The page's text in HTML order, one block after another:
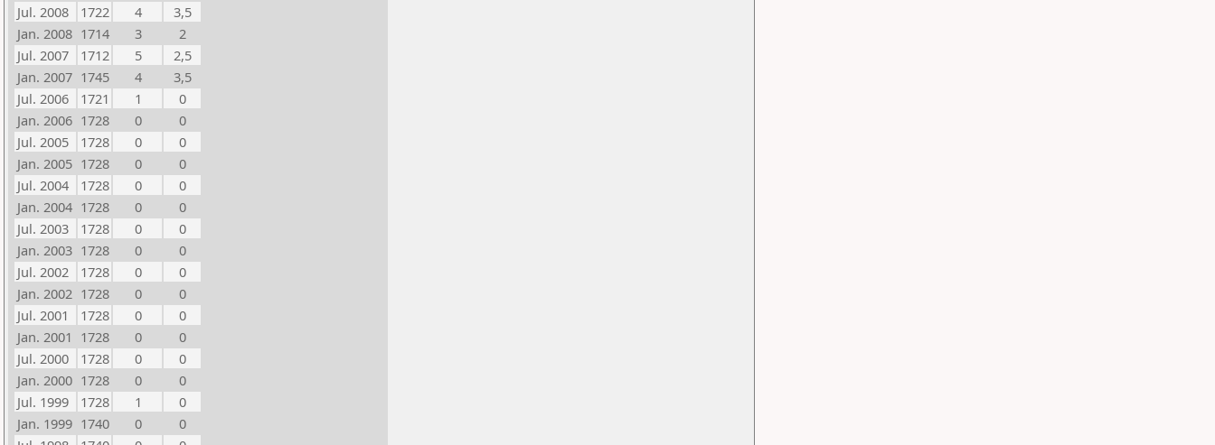
Jul. 2008
1722 4
3,5
Jan. 2008 1714 3
2
Jul. 2007
1712 5
2,5
Jan. 2007 1745 4
3,5
Jul. 2006
1721 1
0
Jan. 2006 1728 0
0
Jul. 2005
1728 0
0
Jan. 2005 1728 0
0
Jul. 2004
1728 0
0
Jan. 2004 1728 0
0
Jul. 2003
1728 0
0
Jan. 2003 1728 0
0
Jul. 2002
1728 0
0
Jan. 2002 1728 0
0
Jul. 2001
1728 0
0
Jan. 2001 1728 0
0
Jul. 2000
1728 0
0
Jan. 2000 1728 0
0
Jul. 1999
1728 1
0
Jan. 1999 1740 0
0